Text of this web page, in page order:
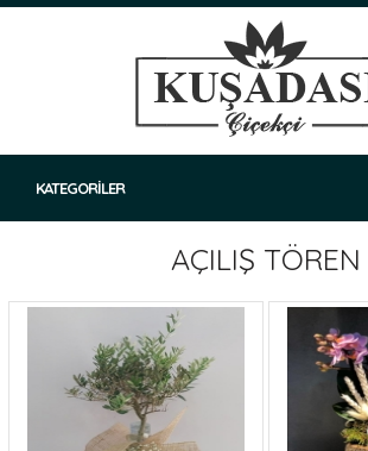
KATEGORİLER
AÇILIŞ TÖREN